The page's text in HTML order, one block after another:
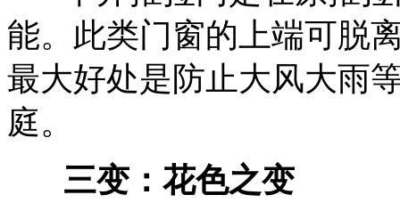
能。此类门窗的上端可脱
最大好处是防止大风大雨
庭。
三变：花色之变